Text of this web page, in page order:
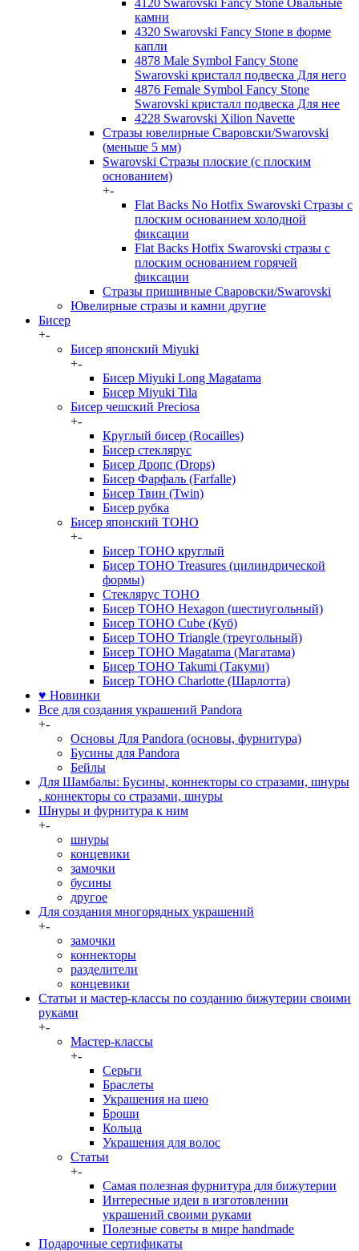
4120 Swarovski Fancy Stone Овальные
камни
4320 Swarovski Fancy Stone в форме
капли
4878 Male Symbol Fancy Stone
Swarovski кристалл подвеска Для него
4876 Female Symbol Fancy Stone
Swarovski кристалл подвеска Для нее
4228 Swarovski Xilion Navette
Стразы ювелирные Сваровски/Swarovski
(меньше 5 мм)
Swarovski Стразы плоские (с плоским
основанием)
+-
Flat Backs No Hotfix Swarovski Стразы с
плоским основанием холодной
фиксации
Flat Backs Hotfix Swarovski стразы с
плоским основанием горячей
фиксации
Стразы пришивные Сваровски/Swarovski
Ювелирные стразы и камни другие
Бисер
+-
Бисер японский Miyuki
+-
Бисер Miyuki Long Magatama
Бисер Miyuki Tila
Бисер чешский Preciosa
+-
Круглый бисер (Rocailles)
Бисер стеклярус
Бисер Дропс (Drops)
Бисер Фарфаль (Farfalle)
Бисер Твин (Twin)
Бисер рубка
Бисер японский TOHO
+-
Бисер TOHO круглый
Бисер TOHO Treasures (цилиндрической
формы)
Стеклярус TOHO
Бисер TOHO Hexagon (шестиугольный)
Бисер TOHO Cube (Куб)
Бисер TOHO Triangle (треугольный)
Бисер TOHO Magatama (Магатама)
Бисер TOHO Takumi (Такуми)
Бисер TOHO Charlotte (Шарлотта)
♥ Новинки
Все для создания украшений Pandora
+-
Основы Для Pandora (основы, фурнитура)
Бусины для Pandora
Бейлы
Для Шамбалы: Бусины, коннекторы со стразами, шнуры
, коннекторы со стразами, шнуры
Шнуры и фурнитура к ним
+-
шнуры
концевики
замочки
бусины
другое
Для создания многорядных украшений
+-
замочки
коннекторы
разделители
концевики
Статьи и мастер-классы по созданию бижутерии своими
руками
+-
Мастер-классы
+-
Серьги
Браслеты
Украшения на шею
Броши
Кольца
Украшения для волос
Статьи
+-
Самая полезная фурнитура для бижутерии
Интересные идеи в изготовлении
украшений своими руками
Полезные советы в мире handmade
Подарочные сертификаты